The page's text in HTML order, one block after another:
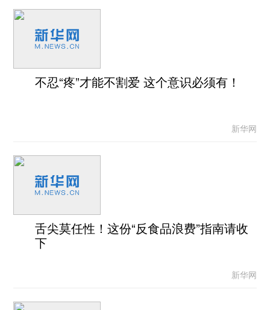
不忍“疼”才能不割爱 这个意识必须有！
新华网
舌尖莫任性！这份“反食品浪费”指南请收
下
新华网